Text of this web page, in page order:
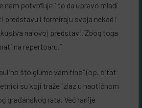
nam potvrđuje i to da upravo mladi
predstavu i formiraju svoja nekad i
na ovoj predstavi. Zbog toga
na repertoaru.”
što glume vam fino” (op. citat
su koji traže izlaz u haotičnom
građanskog rata. Već ranije